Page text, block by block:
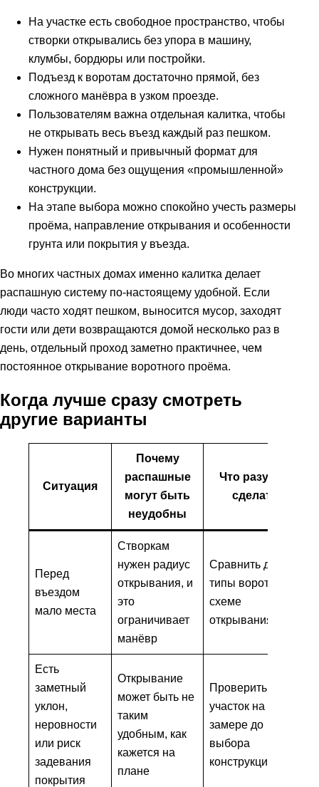
На участке есть свободное пространство, чтобы
створки открывались без упора в машину,
клумбы, бордюры или постройки.
Подъезд к воротам достаточно прямой, без
сложного манёвра в узком проезде.
Пользователям важна отдельная калитка, чтобы
не открывать весь въезд каждый раз пешком.
Нужен понятный и привычный формат для
частного дома без ощущения «промышленной»
конструкции.
На этапе выбора можно спокойно учесть размеры
проёма, направление открывания и особенности
грунта или покрытия у въезда.
Во многих частных домах именно калитка делает
распашную систему по-настоящему удобной. Если
люди часто ходят пешком, выносится мусор, заходят
гости или дети возвращаются домой несколько раз в
день, отдельный проход заметно практичнее, чем
постоянное открывание воротного проёма.
Когда лучше сразу смотреть
другие варианты
Ситуация
Почему
распашные
могут быть
неудобны
Что разумно
сделать
Перед
въездом
мало места
Створкам
нужен радиус
открывания, и
это
ограничивает
манёвр
Сравнить другие
типы ворот по
схеме
открывания
Есть
заметный
уклон,
неровности
или риск
задевания
покрытия
Открывание
может быть не
таким
удобным, как
кажется на
плане
Проверить
участок на
замере до
выбора
конструкции